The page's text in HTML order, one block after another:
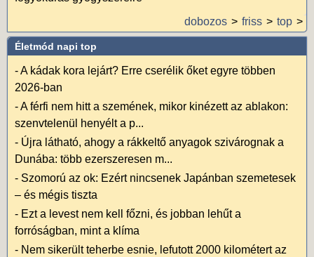
dobozos
friss top
Életmód napi top
-A kádak kora lejárt? Erre cserélik őket egyre többen
2026-ban
-A férfi nem hitt a szemének, mikor kinézett az ablakon:
szenvtelenül henyélt a p...
- Újra látható, ahogy a rákkeltő anyagok szivárognak a
Dunába: több ezerszeresen m...
- Szomorú az ok: Ezért nincsenek Japánban szemetesek
– és mégis tiszta
- Ezt a levest nem kell főzni, és jobban lehűt a
forróságban, mint a klíma
- Nem sikerült teherbe esnie, lefutott 2000 kilométert az